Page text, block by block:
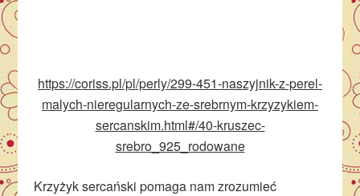
https://coriss.pl/pl/perly/299-451-naszyjnik-z-perel-
malych-nieregularnych-ze-srebrnym-krzyzykiem-
sercanskim.html#/40-kruszec-
srebro_925_rodowane
Krzyżyk sercański pomaga nam zrozumieć